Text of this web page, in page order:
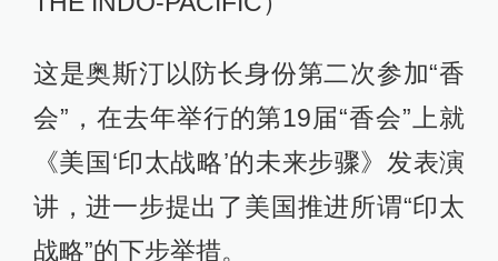
这是奥斯汀以防长身份第二次参加“香
会”，在去年举行的第19届“香会”上就
《美国‘印太战略’的未来步骤》发表演
讲，进一步提出了美国推进所谓“印太
战略”的下步举措。